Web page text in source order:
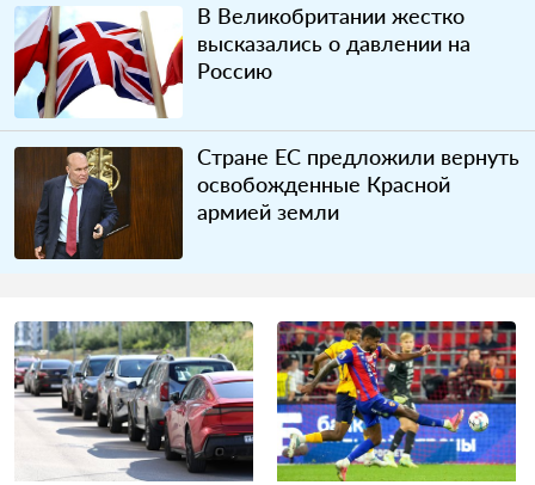
В Великобритании жестко
высказались о давлении на
Россию
Стране ЕС предложили вернуть
освобожденные Красной
армией земли